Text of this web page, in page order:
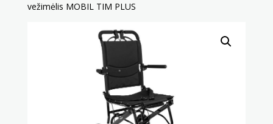
vežimėlis MOBIL TIM PLUS